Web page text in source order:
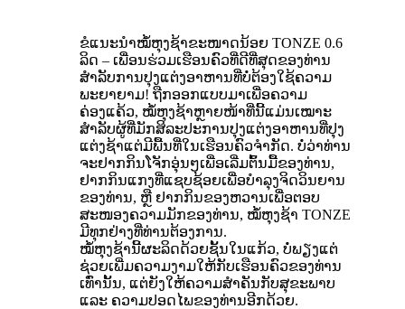
ຂໍແນະນຳໝໍ້ຫຸງຊ້າຂະໜາດນ້ອຍ TONZE 0.6
ລິດ – ເພື່ອນຮ່ວມເຮືອນຄົວທີ່ດີທີ່ສຸດຂອງທ່ານ
ສຳລັບການປຸງແຕ່ງອາຫານທີ່ບໍ່ຕ້ອງໃຊ້ຄວາມ
ພະຍາຍາມ! ຖືກອອກແບບມາເພື່ອຄວາມ
ຄ່ອງແຄ້ວ, ໝໍ້ຫຸງຊ້າຫຼາຍໜ້າທີ່ນີ້ແມ່ນເໝາະ
ສຳລັບຜູ້ທີ່ມັກສິລະປະການປຸງແຕ່ງອາຫານທີ່ປຸງ
ແຕ່ງຊ້າແຕ່ມີພື້ນທີ່ໃນເຮືອນຄົວຈຳກັດ. ບໍ່ວ່າທ່ານ
ຈະຢາກກິນໂຈັກອຸ່ນໆເພື່ອເລີ່ມຕົ້ນມື້ຂອງທ່ານ,
ຢາກກິນແກງທີ່ແຊບຊ້ອຍເພື່ອບຳລຸງຈິດວິນຍານ
ຂອງທ່ານ, ຫຼື ຢາກກິນຂອງຫວານເພື່ອຕອບ
ສະໜອງຄວາມມັກຂອງທ່ານ, ໝໍ້ຫຸງຊ້າ TONZE
ມີທຸກຢ່າງທີ່ທ່ານຕ້ອງການ.
ໝໍ້ຫຸງຊ້ານີ້ຜະລິດດ້ວຍຊັ້ນໃນແກ້ວ, ບໍ່ພຽງແຕ່
ຊ່ວຍເພີ່ມຄວາມງາມໃຫ້ກັບເຮືອນຄົວຂອງທ່ານ
ເທົ່ານັ້ນ, ແຕ່ຍັງໃຫ້ຄວາມສຳຄັນກັບສຸຂະພາບ
ແລະ ຄວາມປອດໄພຂອງທ່ານອີກດ້ວຍ.